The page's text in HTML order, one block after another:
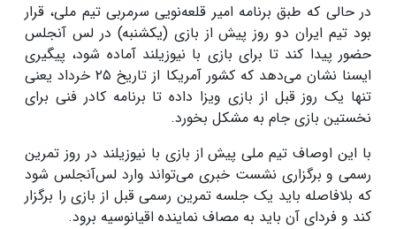
در حالی که طبق برنامه امیر قلعه‌نویی سرمربی تیم ملی، قرار
بود تیم ایران دو روز پیش از بازی (یکشنبه) در لس آنجلس
حضور پیدا کند تا برای بازی با نیوزیلند آماده شود، پیگیری
ایسنا نشان می‌دهد که کشور آمریکا از تاریخ ۲۵ خرداد یعنی
تنها یک روز قبل از بازی ویزا داده تا برنامه کادر فنی برای
نخستین بازی جام به مشکل بخورد.
با این اوصاف تیم ملی پیش از بازی با نیوزیلند در روز تمرین
رسمی و برگزاری نشست خبری می‌تواند وارد لس‌آنجلس شود
که بلافاصله باید یک جلسه تمرین رسمی قبل از بازی را برگزار
کند و فردای آن باید به مصاف نماینده اقیانوسیه برود.